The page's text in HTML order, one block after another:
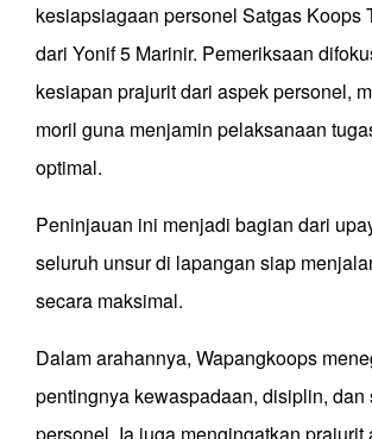
kesiapsiagaan personel Satgas Koops
dari Yonif 5 Marinir. Pemeriksaan
kesiapan prajurit dari aspek personel,
moril guna menjamin pelaksanaan
optimal.
Peninjauan ini menjadi bagian dari
seluruh unsur di lapangan siap
secara maksimal.
Dalam arahannya, Wapangkoops
pentingnya kewaspadaan, disiplin, dan